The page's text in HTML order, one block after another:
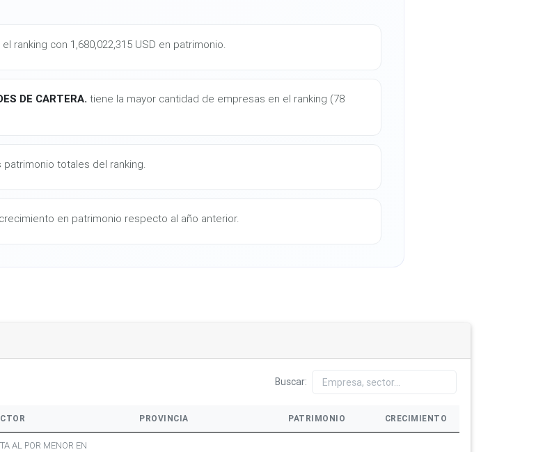
ranking con 1,680,022,315 USD en patrimonio.
DE CARTERA. tiene la mayor cantidad de empresas en el ranking (78
totales del ranking.
en patrimonio respecto al año anterior.
Buscar:
PROVINCIA PATRIMONIO CRECIMIENTO
AL POR MENOR EN